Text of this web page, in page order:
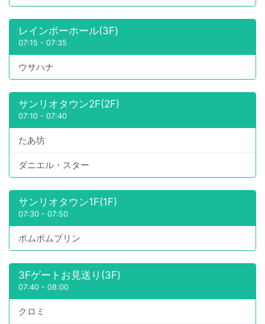
レインボーホール(3F)
07:15 - 07:35
ウサハナ
サンリオタウン2F(2F)
07:10 - 07:40
たあ坊
ダニエル・スター
サンリオタウン1F(1F)
07:30 - 07:50
ポムポムプリン
3Fゲートお見送り(3F)
07:40 - 08:00
クロミ